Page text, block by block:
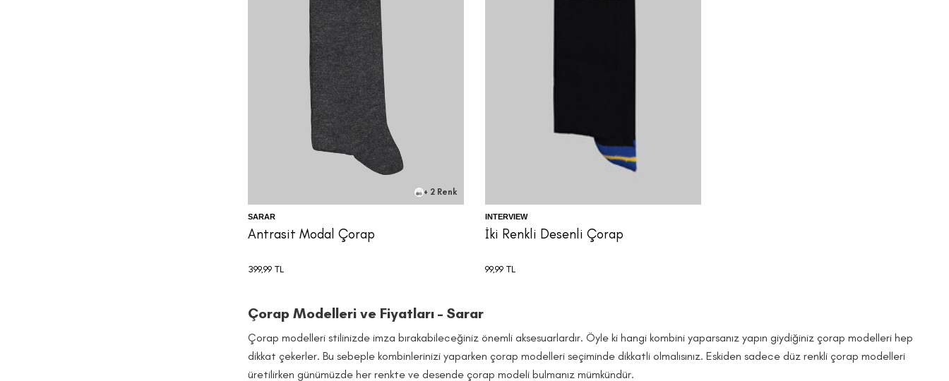
+ 2 Renk
SARAR
Antrasit Modal Çorap
399,99 TL
40/42 41/43
INTERVIEW
İki Renkli Desenli Çorap
99,99 TL
Çorap Modelleri ve Fiyatları – Sarar
Çorap modelleri stilinizde imza bırakabileceğiniz önemli aksesuarlardır. Öyle ki hangi kombini yaparsanız yapın giydiğiniz çorap modelleri hep
dikkat çekerler. Bu sebeple kombinlerinizi yaparken çorap modelleri seçiminde dikkatli olmalısınız. Eskiden sadece düz renkli çorap modelleri
üretilirken günümüzde her renkte ve desende çorap modeli bulmanız mümkündür.